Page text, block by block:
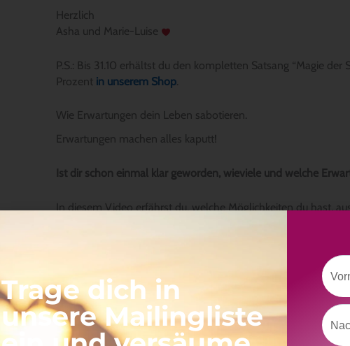
Herzlich
Asha und Marie-Luise
P.S.: Bis 31.10 erhältst du den kompletten Satsang “Magie
Prozent in unserem Shop
Wie Erwartungen dein Leben sabotieren.
Erwartungen machen alles kaputt!
Ist dir schon einmal klar geworden, wieviele und welche
In diesem Video erfährst du, welche Möglichkeiten du hast,
Hier geht´s zum Youtube
Trage dich in
unsere Mailingliste